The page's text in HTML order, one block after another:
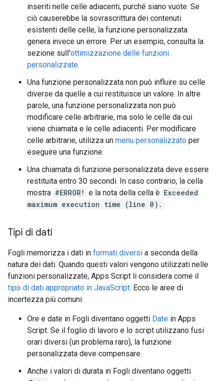
inseriti nelle celle adiacenti, purché siano vuote. Se
ciò causerebbe la sovrascrittura dei contenuti
esistenti delle celle, la funzione personalizzata
genera invece un errore. Per un esempio, consulta la
sezione sull'ottimizzazione delle funzioni
personalizzate.
Una funzione personalizzata non può influire su celle
diverse da quelle a cui restituisce un valore. In altre
parole, una funzione personalizzata non può
modificare celle arbitrarie, ma solo le celle da cui
viene chiamata e le celle adiacenti. Per modificare
celle arbitrarie, utilizza un menu personalizzato per
eseguire una funzione.
Una chiamata di funzione personalizzata deve essere
restituita entro 30 secondi. In caso contrario, la cella
mostra #ERROR! e la nota della cella è Exceeded
maximum execution time (line 0).
Tipi di dati
Fogli memorizza i dati in formati diversi a seconda della
natura dei dati. Quando questi valori vengono utilizzati nelle
funzioni personalizzate, Apps Script li considera come il
tipo di dati appropriato in JavaScript. Ecco le aree di
incertezza più comuni:
Ore e date in Fogli diventano oggetti Date in Apps
Script. Se il foglio di lavoro e lo script utilizzano fusi
orari diversi (un problema raro), la funzione
personalizzata deve compensare.
Anche i valori di durata in Fogli diventano oggetti